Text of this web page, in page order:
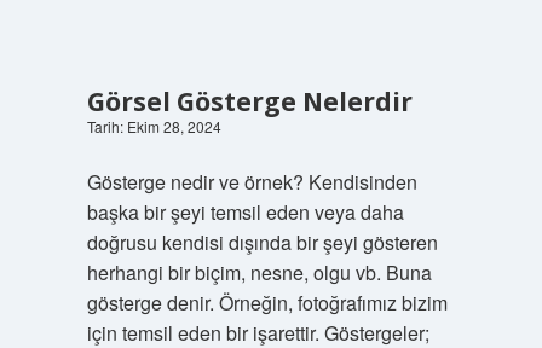
Görsel Gösterge Nelerdir
Tarih: Ekim 28, 2024
Gösterge nedir ve örnek? Kendisinden
başka bir şeyi temsil eden veya daha
doğrusu kendisi dışında bir şeyi gösteren
herhangi bir biçim, nesne, olgu vb. Buna
gösterge denir. Örneğin, fotoğrafımız bizim
için temsil eden bir işarettir. Göstergeler;